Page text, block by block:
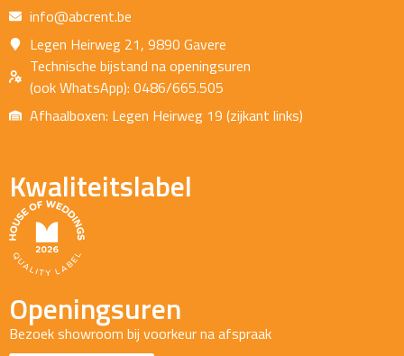
info@abcrent.be
Legen Heirweg 21, 9890 Gavere
Technische bijstand na openingsuren
(ook WhatsApp): 0486/665.505
Afhaalboxen: Legen Heirweg 19 (zijkant links)
Kwaliteitslabel
Openingsuren
Bezoek showroom bij voorkeur na afspraak